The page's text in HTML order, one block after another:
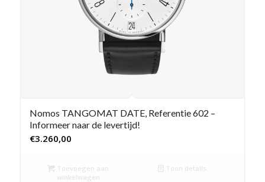
Nomos TANGOMAT DATE, Referentie 602 –
Informeer naar de levertijd!
€3.260,00
Toevoegen aan
winkelwagen
Toon details